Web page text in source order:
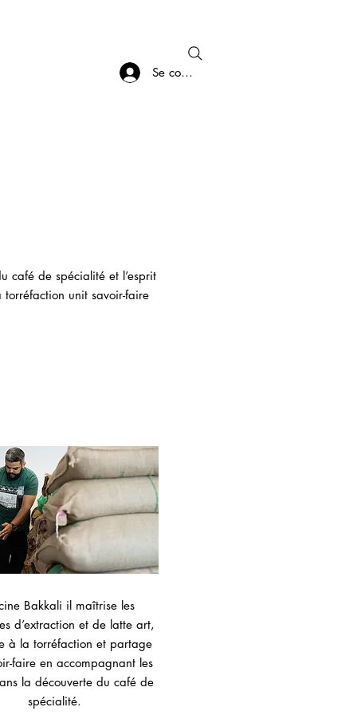
Se connecter
café de spécialité et l’esprit
unit savoir-faire
Bakkali il maîtrise les
d’extraction et de latte art,
à la torréfaction et partage
faire en accompagnant les
la découverte du café de
spécialité.